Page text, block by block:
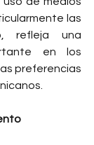
las
refleja una
en los
preferencias